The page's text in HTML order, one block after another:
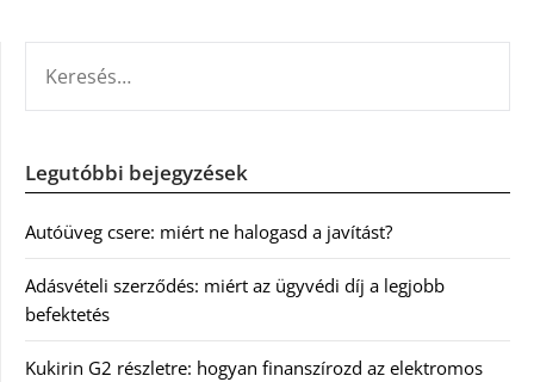
Legutóbbi bejegyzések
Autóüveg csere: miért ne halogasd a javítást?
Adásvételi szerződés: miért az ügyvédi díj a legjobb
befektetés
Kukirin G2 részletre: hogyan finanszírozd az elektromos